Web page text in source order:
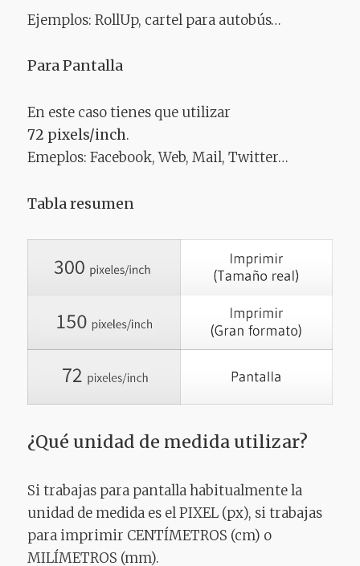
Ejemplos: RollUp, cartel para autobús…
Para Pantalla
En este caso tienes que utilizar
72 pixels/inch.
Emeplos: Facebook, Web, Mail, Twitter…
Tabla resumen
¿Qué unidad de medida utilizar?
Si trabajas para pantalla habitualmente la
unidad de medida es el PIXEL (px), si trabajas
para imprimir CENTÍMETROS (cm) o
MILÍMETROS (mm).